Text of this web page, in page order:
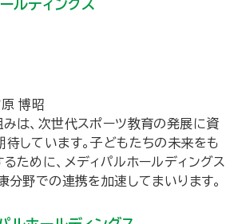
ルディングス
博昭
みは、次世代スポーツ教育の発展に資
待しています。子どもたちの未来をも
ために、メディパルホールディングス
分野での連携を加速してまいります。